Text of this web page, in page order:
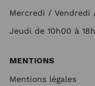
Mercredi / Vendredi
Jeudi de 10h00 à
MENTIONS
Mentions légales